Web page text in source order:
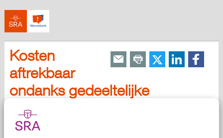
Kosten
aftrekbaar
ondanks gedeeltelijke
winstvrijstelling?
Publicatiedatum: